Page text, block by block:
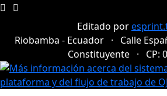
Editado por
Riobamba - Ecuador · Calle
Constituyente · CP: